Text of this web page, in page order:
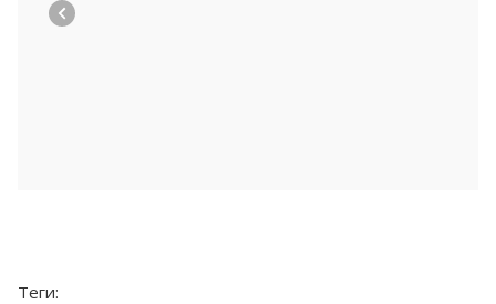
Теги: